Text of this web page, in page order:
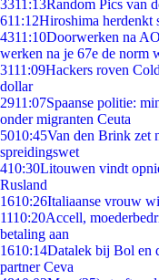
3311:13Random Pics van
611:12Hiroshima herdenkt
4311:10Doorwerken na
werken na je 67e de norm
3111:09Hackers roven
dollar
2911:07Spaanse politie:
onder migranten Ceuta
5010:45Van den Brink zet
spreidingswet
410:30Litouwen vindt
Rusland
1610:26Italiaanse vrouw
1110:20Accell,
betaling aan
1610:14Datalek bij Bol en
partner Ceva